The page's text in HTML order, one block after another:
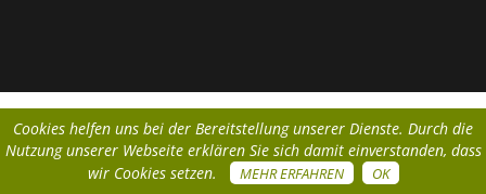
Cookies helfen uns bei der Bereitstellung unserer Dienste. Durch die
Nutzung unserer Webseite erklären Sie sich damit einverstanden, dass
wir Cookies setzen.
MEHR ERFAHREN OK